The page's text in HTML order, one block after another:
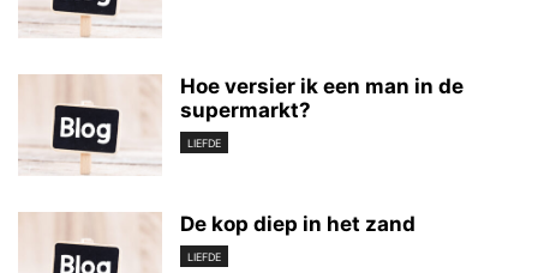
Hoe versier ik een man in de
supermarkt?
LIEFDE
De kop diep in het zand
LIEFDE